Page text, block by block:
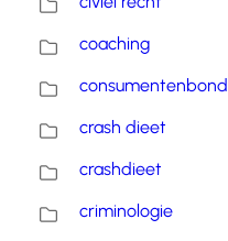
coaching
consumentenbond
crash dieet
crashdieet
criminologie